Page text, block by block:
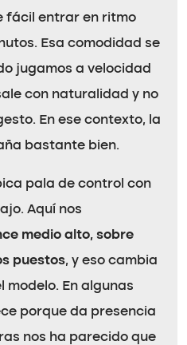
fácil entrar en ritmo
Esa comodidad se
jugamos a velocidad
con naturalidad y no
En ese contexto, la
bastante bien.
pala de control con
Aquí nos
medio alto, sobre
puestos, y eso cambia
En algunas
porque da presencia
nos ha parecido que